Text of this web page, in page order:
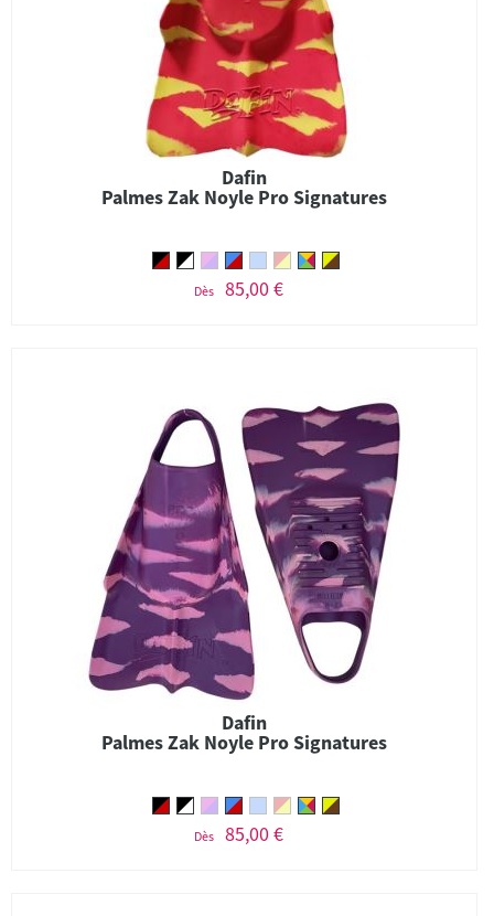
Dafin
Palmes Zak Noyle Pro Signatures
Dès 85,00 €
Dafin
Palmes Zak Noyle Pro Signatures
Dès 85,00 €